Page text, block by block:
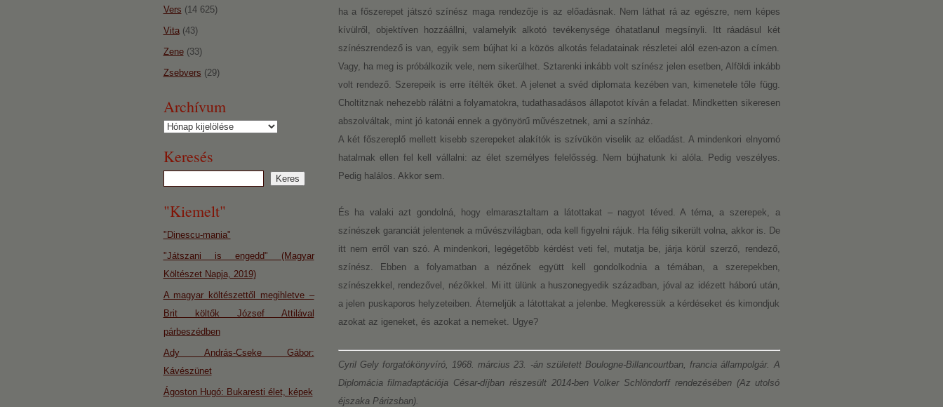
ha a főszerepet játszó színész maga rendezője is az előadásnak. Nem láthat rá az egészre, nem képes
kívülről, objektíven hozzáállni, valamelyik alkotó tevékenysége óhatatlanul megsínyli. Itt ráadásul két
színészrendező is van, egyik sem bújhat ki a közös alkotás feladatainak részletei alól ezen-azon a címen.
Vagy, ha meg is próbálkozik vele, nem sikerülhet. Sztarenki inkább volt színész jelen esetben, Alföldi inkább
volt rendező. Szerepeik is erre ítélték őket. A jelenet a svéd diplomata kezében van, kimenetele tőle függ.
Choltitznak nehezebb rálátni a folyamatokra, tudathasadásos állapotot kíván a feladat. Mindketten sikeresen
abszolváltak, mint jó katonái ennek a gyönyörű művészetnek, ami a színház.
A két főszereplő mellett kisebb szerepeket alakítók is szívükön viselik az előadást. A mindenkori elnyomó
hatalmak ellen fel kell vállalni: az élet személyes felelősség. Nem bújhatunk ki alóla. Pedig veszélyes.
Pedig halálos. Akkor sem.
És ha valaki azt gondolná, hogy elmarasztaltam a látottakat – nagyot téved. A téma, a szerepek, a
színészek garanciát jelentenek a művészvilágban, oda kell figyelni rájuk. Ha félig sikerült volna, akkor is. De
itt nem erről van szó. A mindenkori, legégetőbb kérdést veti fel, mutatja be, járja körül szerző, rendező,
színész. Ebben a folyamatban a nézőnek együtt kell gondolkodnia a témában, a szerepekben,
színészekkel, rendezővel, nézőkkel. Mi itt ülünk a huszonegyedik században, jóval az idézett háború után,
a jelen puskaporos helyzeteiben. Átemeljük a látottakat a jelenbe. Megkeressük a kérdéseket és kimondjuk
azokat az igeneket, és azokat a nemeket. Ugye?
Cyril Gely forgatókönyvíró, 1968. március 23. -án született Boulogne-Billancourtban, francia állampolgár. A
Diplomácia filmadaptációja César-díjban részesült 2014-ben Volker Schlöndorff rendezésében (Az utolsó
éjszaka Párizsban).
Vers (14 625)
Vita(43)
Zene(33)
Zsebvers (29)
Archívum
Archívum
Keresés
"Kiemelt"
"Dinescu-mania"
"Játszani is engedd" (Magyar
Költészet Napja, 2019)
A magyar költészettől megihletve –
Brit költők József Attilával
párbeszédben
Ady András-Cseke Gábor:
Kávészünet
Ágoston Hugó: Bukaresti élet, képek